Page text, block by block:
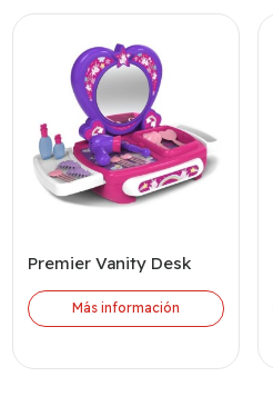
Premier Vanity Desk
Más información